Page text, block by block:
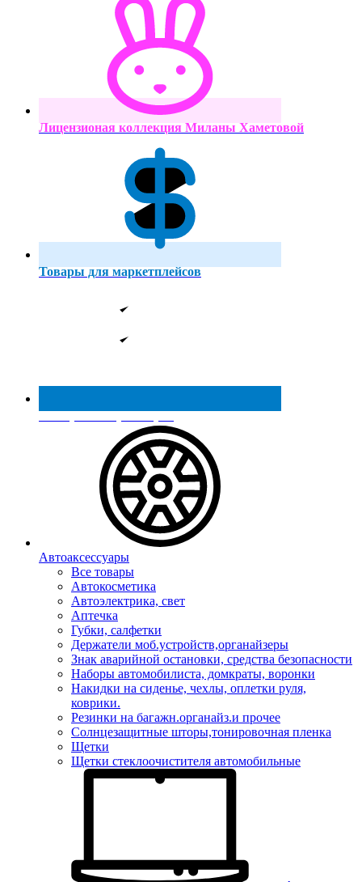
Лицензионая коллекция Миланы Хаметовой
Товары для маркетплейсов
Реестр МинПромТорга
Автоаксессуары
Все товары
Автокосметика
Автоэлектрика, свет
Аптечка
Губки, салфетки
Держатели моб.устройств,органайзеры
Знак аварийной остановки, средства безопасности
Наборы автомобилиста, домкраты, воронки
Накидки на сиденье, чехлы, оплетки руля,
коврики.
Резинки на багажн.органайз.и прочее
Солнцезащитные шторы,тонировочная пленка
Щетки
Щетки стеклоочистителя автомобильные